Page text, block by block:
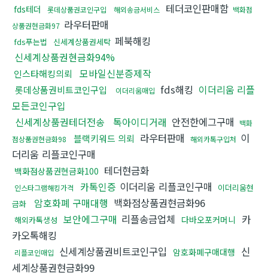
fds테더
롯데상품권코인구입 해외송금서비스 테더코인판매함 백화점
상품권현금화97 라우터판매
fds푸는법 신세계상품권세탁 페북해킹
신세계상품권현금화94%
인스타해킹의뢰 모바일신분증제작
롯데상품권비트코인구입 이더리움매입 fds해킹 이더리움 리플
모든코인구입
신세계상품권테더전송
톡아이디거래 안전한에그구매
백화
점상품권현금화98
블랙키워드 의뢰 라우터판매 해외카톡구입처 이
더리움 리플코인구매
백화점상품권현금화100 테더현금화
인스타그램해킹가격 카톡인증 이더리움 리플코인구매
이더리움현
금화
암호화폐 구매대행 백화점상품권현금화96
해외카톡생성 보안에그구매 리플송금업체 다바오포커머니 카
카오톡해킹
리플코인매입 신세계상품권비트코인구입 암호화폐구매대행 신
세계상품권현금화99